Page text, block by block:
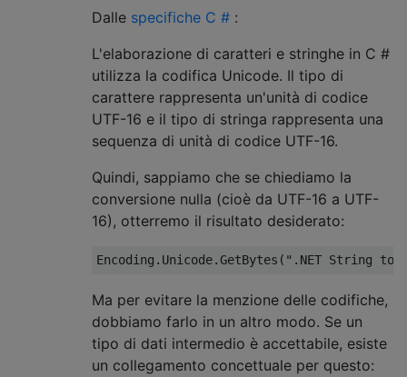
Dalle specifiche C # :
L'elaborazione di caratteri e stringhe in C #
utilizza la codifica Unicode. Il tipo di
carattere rappresenta un'unità di codice
UTF-16 e il tipo di stringa rappresenta una
sequenza di unità di codice UTF-16.
Quindi, sappiamo che se chiediamo la
conversione nulla (cioè da UTF-16 a UTF-
16), otterremo il risultato desiderato:
Encoding . Unicode.GetBytes ( ".NET String to
Ma per evitare la menzione delle codifiche,
dobbiamo farlo in un altro modo. Se un
tipo di dati intermedio è accettabile, esiste
un collegamento concettuale per questo: